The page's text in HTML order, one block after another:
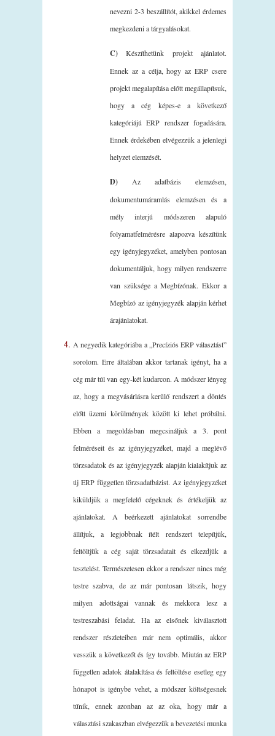
nevezni 2-3 beszállítót, akikkel érdemes
megkezdeni a tárgyalásokat.
C) Készíthetünk projekt ajánlatot.
Ennek az a célja, hogy az ERP csere
projekt megalapítása előtt megállapítsuk,
hogy a cég képes-e a következő
kategóriájú ERP rendszer fogadására.
Ennek érdekében elvégezzük a jelenlegi
helyzet elemzését.
D) Az adatbázis elemzésen,
dokumentumáramlás elemzésen és a
mély interjú módszeren alapuló
folyamatfelmérésre alapozva készítünk
egy igényjegyzéket, amelyben pontosan
dokumentáljuk, hogy milyen rendszerre
van szüksége a Megbízónak. Ekkor a
Megbízó az igényjegyzék alapján kérhet
árajánlatokat.
A negyedik kategóriába a „Precíziós ERP választást”
sorolom. Erre általában akkor tartanak igényt, ha a
cég már túl van egy-két kudarcon. A módszer lényeg
az, hogy a megvásárlásra kerülő rendszert a döntés
előtt üzemi körülmények között ki lehet próbálni.
Ebben a megoldásban megcsináljuk a 3. pont
felméréseit és az igényjegyzéket, majd a meglévő
törzsadatok és az igényjegyzék alapján kialakítjuk az
új ERP független törzsadatbázist. Az igényjegyzéket
kiküldjük a megfelelő cégeknek és értékeljük az
ajánlatokat. A beérkezett ajánlatokat sorrendbe
állítjuk, a legjobbnak ítélt rendszert telepítjük,
feltöltjük a cég saját törzsadatait és elkezdjük a
tesztelést. Természetesen ekkor a rendszer nincs még
testre szabva, de az már pontosan látszik, hogy
milyen adottságai vannak és mekkora lesz a
testreszabási feladat. Ha az elsőnek kiválasztott
rendszer részleteiben már nem optimális, akkor
vesszük a következőt és így tovább. Miután az ERP
független adatok átalakítása és feltöltése esetleg egy
hónapot is igénybe vehet, a módszer költségesnek
tűnik, ennek azonban az az oka, hogy már a
választási szakaszban elvégezzük a bevezetési munka